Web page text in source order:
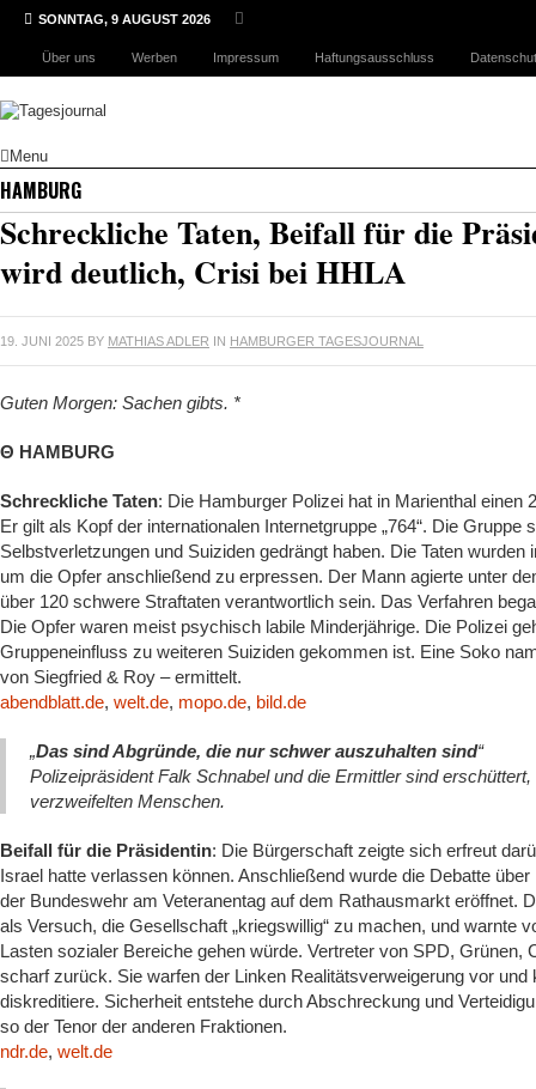
SONNTAG, 9 AUGUST 2026
Über uns Werben Impressum Haftungsausschluss
Menu
HAMBURG
Schreckliche Taten, Beifall für die
wird deutlich, Crisi bei HHLA
19. JUNI 2025 BY MATHIAS ADLER IN HAMBURGER TAGESJOURNAL
Guten Morgen: Sachen gibts. *
Θ HAMBURG
Schreckliche Taten: Die Hamburger Polizei hat in Marienthal
Er gilt als Kopf der internationalen Internetgruppe „764“. Die
Selbstverletzungen und Suiziden gedrängt haben. Die Taten
um die Opfer anschließend zu erpressen. Der Mann agierte unter
über 120 schwere Straftaten verantwortlich sein. Das Verfahren
Die Opfer waren meist psychisch labile Minderjährige. Die Polizei
Gruppeneinfluss zu weiteren Suiziden gekommen ist. Eine Soko
von Siegfried & Roy – ermittelt.
abendblatt.de, welt.de, mopo.de, bild.de
„Das sind Abgründe, die nur schwer auszuhalten sind“
Polizeipräsident Falk Schnabel und die Ermittler sind
verzweifelten Menschen.
Beifall für die Präsidentin: Die Bürgerschaft zeigte sich erfreut
Israel hatte verlassen können. Anschließend wurde die Debatte
der Bundeswehr am Veteranentag auf dem Rathausmarkt eröffnet.
als Versuch, die Gesellschaft „kriegswillig“ zu machen, und warnte
Lasten sozialer Bereiche gehen würde. Vertreter von SPD, Grünen,
scharf zurück. Sie warfen der Linken Realitätsverweigerung vor
diskreditiere. Sicherheit entstehe durch Abschreckung und
so der Tenor der anderen Fraktionen.
ndr.de, welt.de